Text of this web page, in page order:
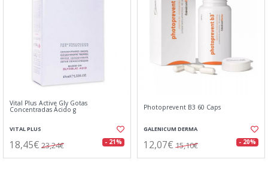
Vital Plus Active Gly Gotas
Concentradas Ácido g
VITAL PLUS
18,45€ 23,24€ - 21%
Photoprevent B3 60 Caps
GALENICUM DERMA
12,07€ 15,10€ - 20%